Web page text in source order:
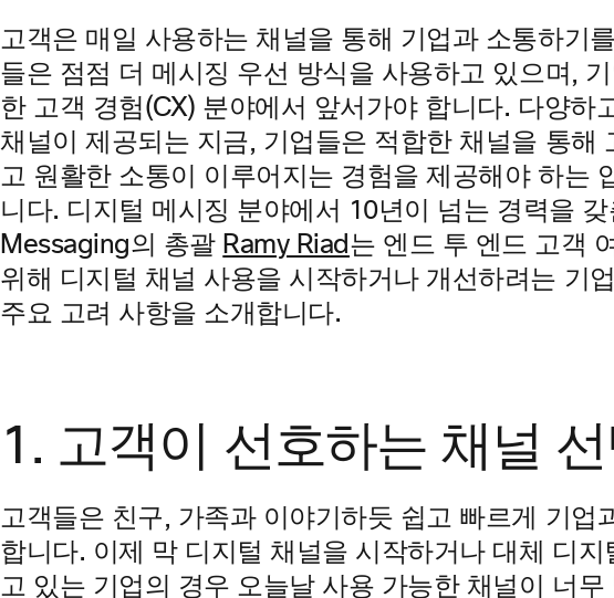
고객은 매일 사용하는 채널을 통해 기업과 소통하기
들은 점점 더 메시징 우선 방식을 사용하고 있으며,
한 고객 경험(CX) 분야에서 앞서가야 합니다. 다양하
채널이 제공되는 지금, 기업들은 적합한 채널을 통해
고 원활한 소통이 이루어지는 경험을 제공해야 하는
니다. 디지털 메시징 분야에서 10년이 넘는 경력을
Messaging의 총괄 Ramy Riad 는 엔드 투 엔드 고객
위해 디지털 채널 사용을 시작하거나 개선하려는 기
주요 고려 사항을 소개합니다.
1. 고객이 선호하는 채널 선
고객들은 친구, 가족과 이야기하듯 쉽고 빠르게 기업
합니다. 이제 막 디지털 채널을 시작하거나 대체 디지
고 있는 기업의 경우 오늘날 사용 가능한 채널이 너무